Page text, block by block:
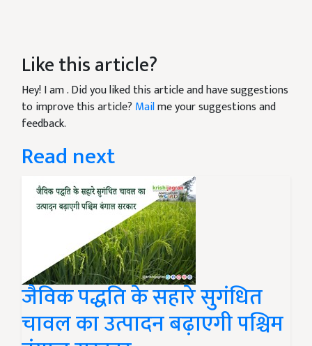
Like this article?
Hey! I am. Did you liked this article and have suggestions
to improve this article? Mailme your suggestions and
feedback.
Read next
जैविक पद्धति के सहारे सुगंधित
चावल का उत्पादन बढ़ाएगी पश्चिम